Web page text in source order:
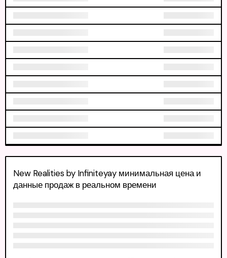
New Realities by Infiniteyay минимальная цена и
данные продаж в реальном времени